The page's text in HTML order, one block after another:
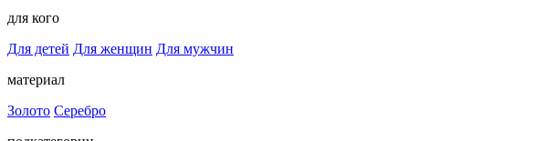
для кого
Для детей Для женщин Для мужчин
материал
Золото Серебро